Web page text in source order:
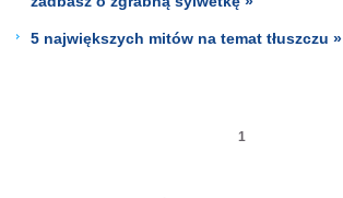
5 największych mitów na temat tłuszczu »
1